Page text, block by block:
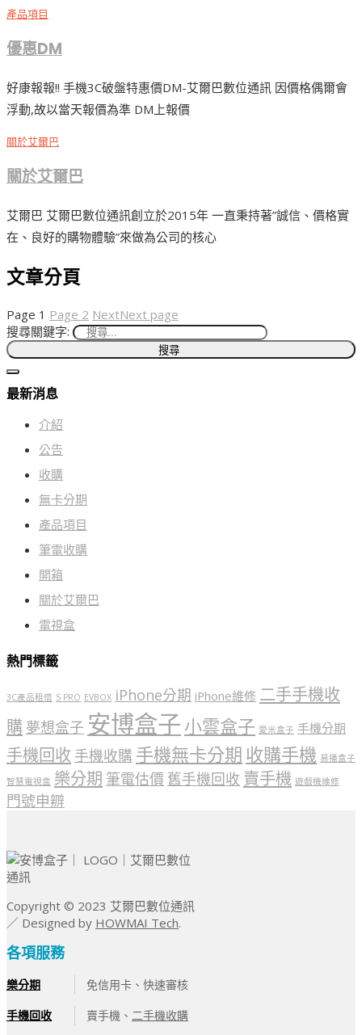
產品項目
優惠DM
好康報報!! 手機3C破盤特惠價DM-艾爾巴數位通訊 因價格偶爾會
浮動,故以當天報價為準 DM上報價
關於艾爾巴
關於艾爾巴
艾爾巴 艾爾巴數位通訊創立於2015年 一直秉持著”誠信、價格實
在、良好的購物體驗”來做為公司的核心
文章分頁
Page 1 Page 2 NextNext page
搜尋關鍵字:
最新消息
介紹
公告
收購
無卡分期
產品項目
筆電收購
開箱
關於艾爾巴
電視盒
熱門標籤
3C產品租借 5 PRO EVBOX iPhone分期 iPhone維修 二手手機收
購 夢想盒子 安博盒子 小雲盒子 愛米盒子 手機分期
手機回收 手機收購 手機無卡分期 收購手機 易播盒子
智慧電視盒 樂分期 筆電估價 舊手機回收 賣手機 遊戲機維修
門號申辧
Copyright © 2023 艾爾巴數位通訊
／ Designed by HOWMAI Tech.
各項服務
樂分期
免信用卡、快速審核
手機回收
賣手機、 二手機收購